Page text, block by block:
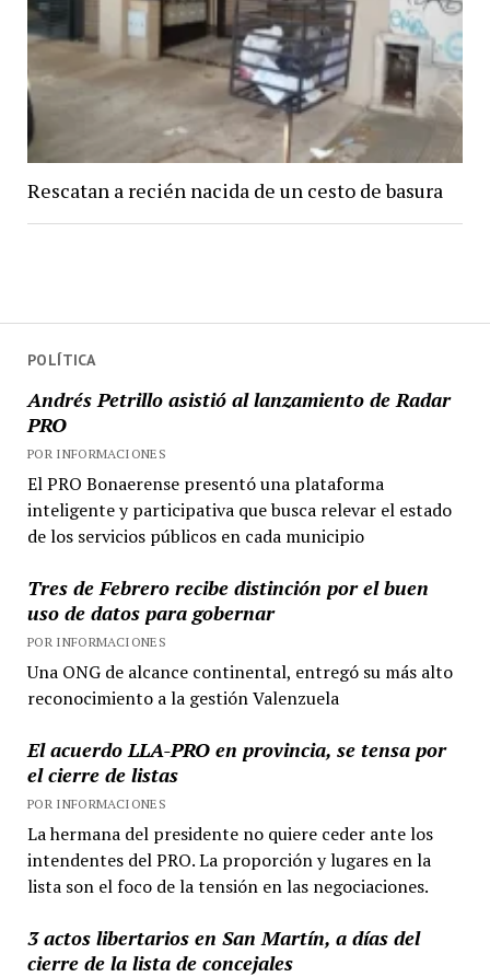
POLÍTICA
Andrés Petrillo asistió al lanzamiento de Radar
PRO
POR INFORMACIONES
El PRO Bonaerense presentó una plataforma
inteligente y participativa que busca relevar el estado
de los servicios públicos en cada municipio
Tres de Febrero recibe distinción por el buen
uso de datos para gobernar
POR INFORMACIONES
Una ONG de alcance continental, entregó su más alto
reconocimiento a la gestión Valenzuela
El acuerdo LLA-PRO en provincia, se tensa por
el cierre de listas
POR INFORMACIONES
La hermana del presidente no quiere ceder ante los
intendentes del PRO. La proporción y lugares en la
lista son el foco de la tensión en las negociaciones.
3 actos libertarios en San Martín, a días del
cierre de la lista de concejales
Rescatan a recién nacida de un cesto de basura